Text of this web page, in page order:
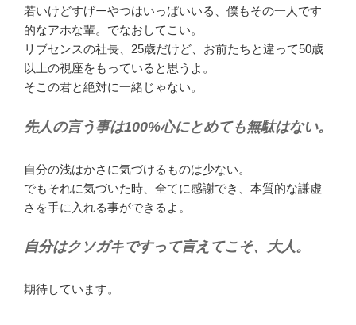
若いけどすげーやつはいっぱいいる、僕もその一人です
的なアホな輩。でなおしてこい。
リブセンスの社長、25歳だけど、お前たちと違って50歳
以上の視座をもっていると思うよ。
そこの君と絶対に一緒じゃない。
先人の言う事は100%心にとめても無駄はない。
自分の浅はかさに気づけるものは少ない。
でもそれに気づいた時、全てに感謝でき、本質的な謙虚
さを手に入れる事ができるよ。
自分はクソガキですって言えてこそ、大人。
期待しています。